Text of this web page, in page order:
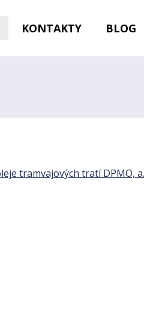
KONTAKTY BLOG
tramvajových tratí DPMO,